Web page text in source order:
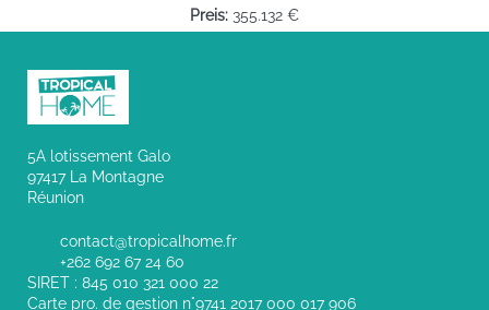
Preis: 355.132 €
5A lotissement Galo
97417 La Montagne
Réunion
contact@tropicalhome.fr
+262 692 67 24 60
SIRET : 845 010 321 000 22
Carte pro. de gestion n°9741 2017 000 017 906